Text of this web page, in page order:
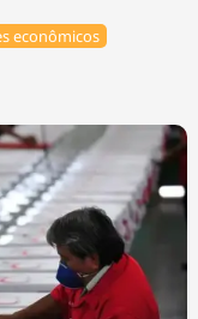
econômicos